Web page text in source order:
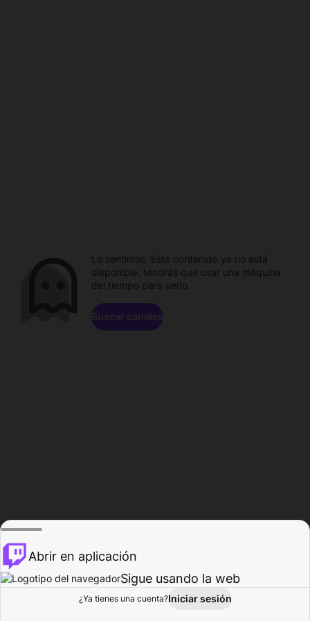
Explorar Actividad
Lo sentimos. Este contenido ya no está
disponible, tendrás que usar una máquina
del tiempo para verlo.
Buscar canales
Abrir en aplicación
Sigue usando la web
¿Ya tienes una cuenta?Iniciar sesión